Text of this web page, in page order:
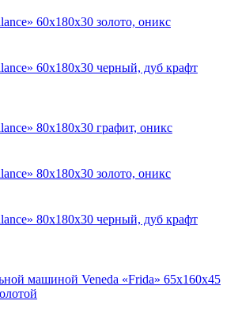
60х180х30 золото, оникс
60х180х30 черный, дуб крафт
80х180х30 графит, оникс
80х180х30 золото, оникс
80х180х30 черный, дуб крафт
машиной Veneda «Frida» 65х160х45